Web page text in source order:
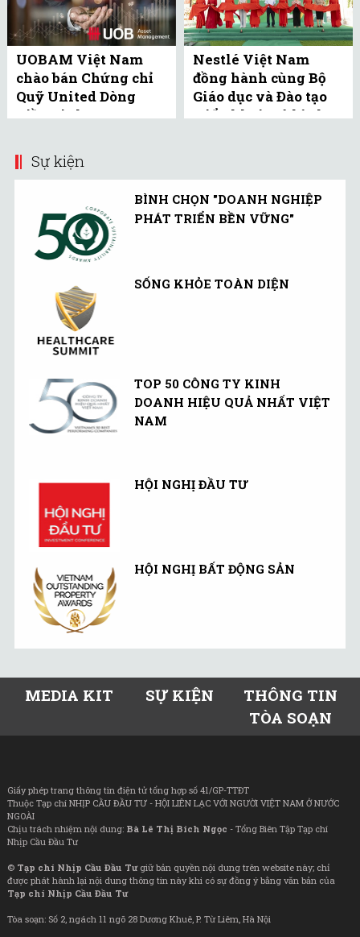
UOBAM Việt Nam
chào bán Chứng chỉ
Quỹ United Dòng
Tiền Linh Hoạt
Nestlé Việt Nam
đồng hành cùng Bộ
Giáo dục và Đào tạo
triển khai mô hình
Sự kiện
BÌNH CHỌN "DOANH NGHIỆP
PHÁT TRIỂN BỀN VỮNG"
SỐNG KHỎE TOÀN DIỆN
TOP 50 CÔNG TY KINH
DOANH HIỆU QUẢ NHẤT VIỆT
NAM
HỘI NGHỊ ĐẦU TƯ
HỘI NGHỊ BẤT ĐỘNG SẢN
MEDIA KIT SỰ KIỆN
THÔNG TIN
TÒA SOẠN
Giấy phép trang thông tin điện tử tổng hợp số 41/GP-TTĐT
Thuộc Tạp chí NHỊP CẦU ĐẦU TƯ - HỘI LIÊN LẠC VỚI NGƯỜI VIỆT NAM Ở NƯỚC
NGOÀI
Chịu trách nhiệm nội dung: Bà Lê Thị Bích Ngọc - Tổng Biên Tập Tạp chí
Nhịp Cầu Đầu Tư
© Tạp chí Nhịp Cầu Đầu Tưgiữ bản quyền nội dung trên website này; chỉ
được phát hành lại nội dung thông tin này khi có sự đồng ý bằng văn bản của
Tạp chí Nhịp Cầu Đầu Tư
Tòa soạn: Số 2, ngách 11 ngõ 28 Dương Khuê, P. Từ Liêm, Hà Nội